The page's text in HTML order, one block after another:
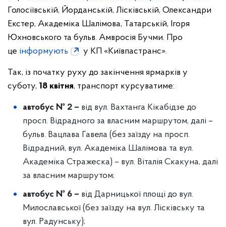
Голосіївській, Йорданській, Лісківській, Олександри
Екстер, Академіка Шалімова, Татарській, Ігоря
Юхновського та бульв. Амвросія Бучми. Про
це інформують у КП «Київпастранс».
Так, із початку руху до закінчення ярмарків у
суботу, 18 квітня, транспорт курсуватиме:
автобус № 2 – від вул. Вахтанга Кікабідзе до
просп. Відрадного за власним маршрутом, далі –
бульв. Вацлава Гавела (без заїзду на просп.
Відрадний, вул. Академіка Шалімова та вул.
Академіка Стражеска) – вул. Віталія Скакуна, далі
за власним маршрутом;
автобус № 6 – від Дарницької площі до вул.
Милославської (без заїзду на вул. Лісківську та
вул. Радунську);